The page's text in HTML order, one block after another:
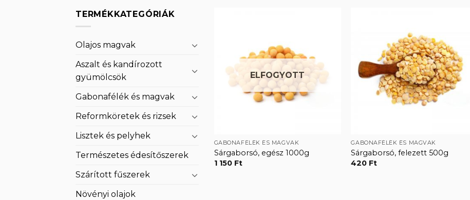
TERMÉKKATEGÓRIÁK
Olajos magvak
Aszalt és kandírozott
gyümölcsök
Gabonafélék és magvak
Reformköretek és rizsek
Lisztek és pelyhek
Természetes édesítőszerek
Szárított fűszerek
Növényi olajok
Kedvencekhez
ELFOGYOTT
GABONAFÉLÉK ÉS MAGVAK
Sárgaborsó, egész 1000g
1 150 Ft
Kedvencekhez
GABONAFÉLÉK ÉS MAGVAK
Sárgaborsó, felezett 500g
420 Ft